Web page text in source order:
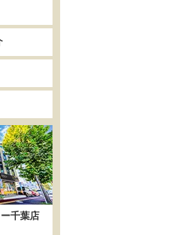
千葉店